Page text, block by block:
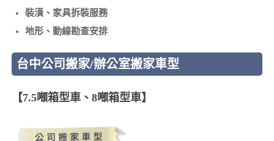
裝潢、家具拆裝服務
地形、動線勘查安排
台中公司搬家/辦公室搬家車型
【7.5噸箱型車、8噸箱型車】